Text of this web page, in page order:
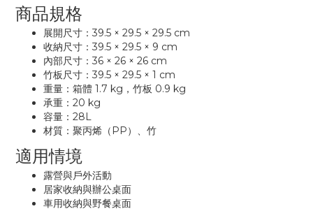
商品規格
展開尺寸：39.5 × 29.5 × 29.5 cm
收納尺寸：39.5 × 29.5 × 9 cm
內部尺寸：36 × 26 × 26 cm
竹板尺寸：39.5 × 29.5 × 1 cm
重量：箱體 1.7 kg，竹板 0.9 kg
承重：20 kg
容量：28L
材質：聚丙烯（PP）、竹
適用情境
露營與戶外活動
居家收納與辦公桌面
車用收納與野餐桌面